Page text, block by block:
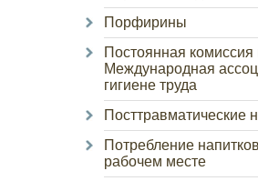
Порфирины
Постоянная комиссия
Международная
гигиене труда
Посттравматические
Потребление
рабочем месте